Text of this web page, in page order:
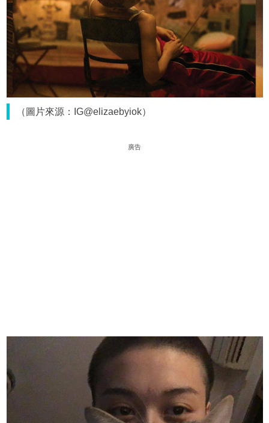
（圖片來源：IG@elizaebyiok）
廣告